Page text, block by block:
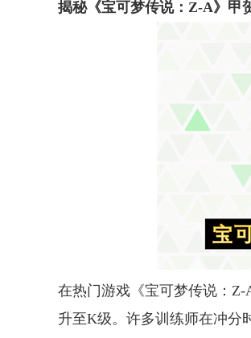
揭秘《宝可梦传说：Z-A》甲
在热门游戏《宝可梦传说：
升至K级。许多训练师在冲分